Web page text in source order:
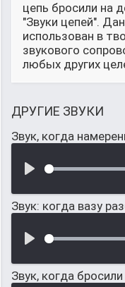
цепь бросили на
"Звуки цепей".
использован в
звукового
любых других
ДРУГИЕ ЗВУКИ
Звук, когда
Звук: когда вазу
Звук, когда